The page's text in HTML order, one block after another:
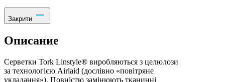
Закрити
Описание
Серветки Tork Linstyle® виробляються з целюлози
за технологією Airlaid (дослівно «повітряне
укладання»). Повністю замінюють тканинні